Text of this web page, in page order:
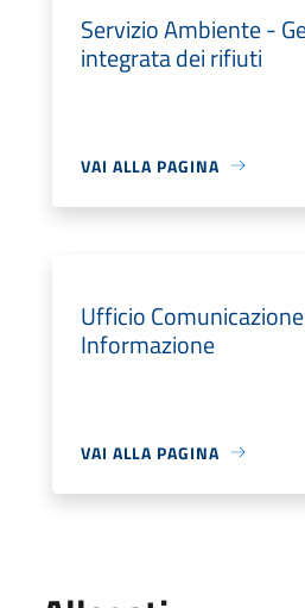
Servizio Ambiente -
integrata dei rifiuti
VAI ALLA PAGINA
Ufficio
Informazione
VAI ALLA PAGINA